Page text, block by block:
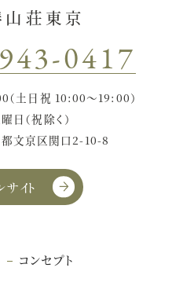
山荘東京
0417
（土日祝 10:00〜19:00）
日（祝除く）
文京区関口2-10-8
イト
コンセプト